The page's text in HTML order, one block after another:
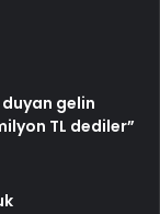
duyan gelin
TL dediler”